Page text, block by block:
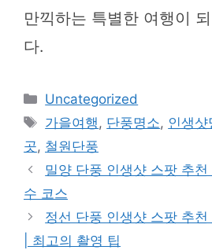
만끽하는 특별한 여행이
다.
카
테
고
리
Uncategorized
태
그
가을여행 , 단풍명소, 인생샷
곳, 철원단풍
밀양 단풍 인생샷 스팟 추
수 코스
정선 단풍 인생샷 스팟 추
| 최고의 촬영 팁